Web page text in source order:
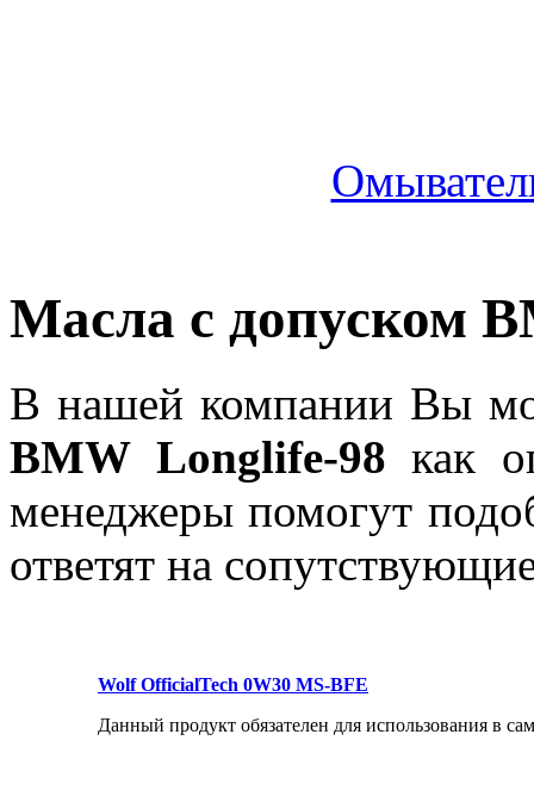
Масла с допуском
В нашей компании Вы
BMW Longlife-98 как
менеджеры помогут
ответят на
Wolf OfficialTech 0W30 MS-BFE
Данный продукт обязателен для использования в